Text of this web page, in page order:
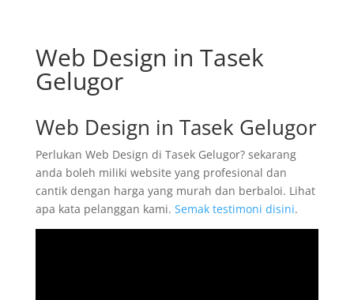
Web Design in Tasek
Gelugor
Web Design in Tasek Gelugor
Perlukan Web Design di Tasek Gelugor? sekarang
anda boleh miliki website yang profesional dan
cantik dengan harga yang murah dan berbaloi. Lihat
apa kata pelanggan kami. Semak testimoni disini.